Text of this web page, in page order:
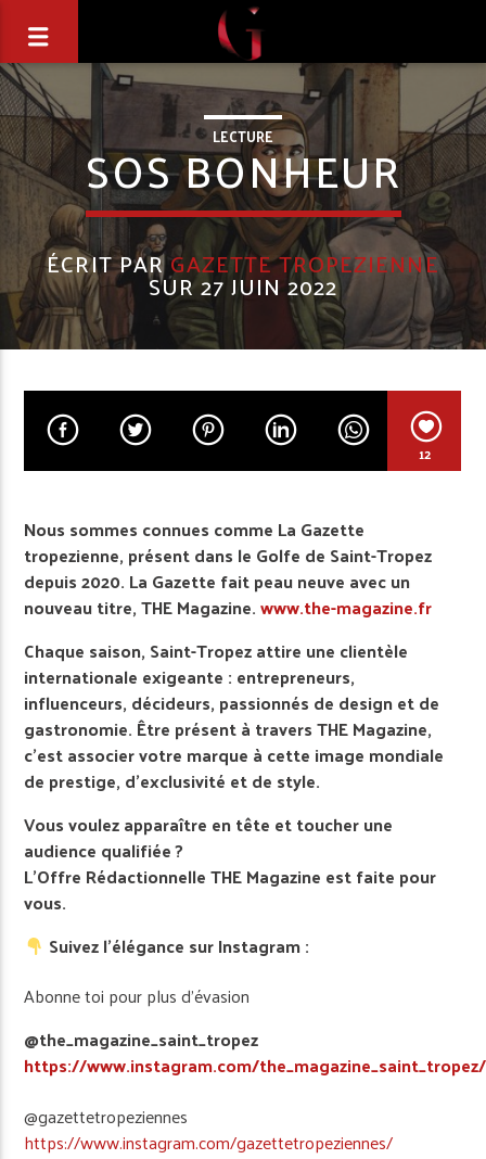
LECTURE
SOS BONHEUR
ÉCRIT PARGAZETTE TROPEZIENNE
SUR 27 JUIN 2022
12
Nous sommes connues comme La Gazette
tropezienne, présent dans le Golfe de Saint-Tropez
depuis 2020. La Gazette fait peau neuve avec un
nouveau titre, THE Magazine.www.the-magazine.fr
Chaque saison, Saint-Tropez attire une clientèle
internationale exigeante : entrepreneurs,
influenceurs, décideurs, passionnés de design et de
gastronomie. Être présent à travers THE Magazine,
c’est associer votre marque à cette image mondiale
de prestige, d’exclusivité et de style.
Vous voulez apparaître en tête et toucher une
audience qualifiée ?
L’Offre Rédactionnelle THE Magazine est faite pour
vous.
Suivez l’élégance sur Instagram :
Abonne toi pour plus d’évasion
@the_magazine_saint_tropez
https://www.instagram.com/the_magazine_saint_tropez/
@gazettetropeziennes
https://www.instagram.com/gazettetropeziennes/